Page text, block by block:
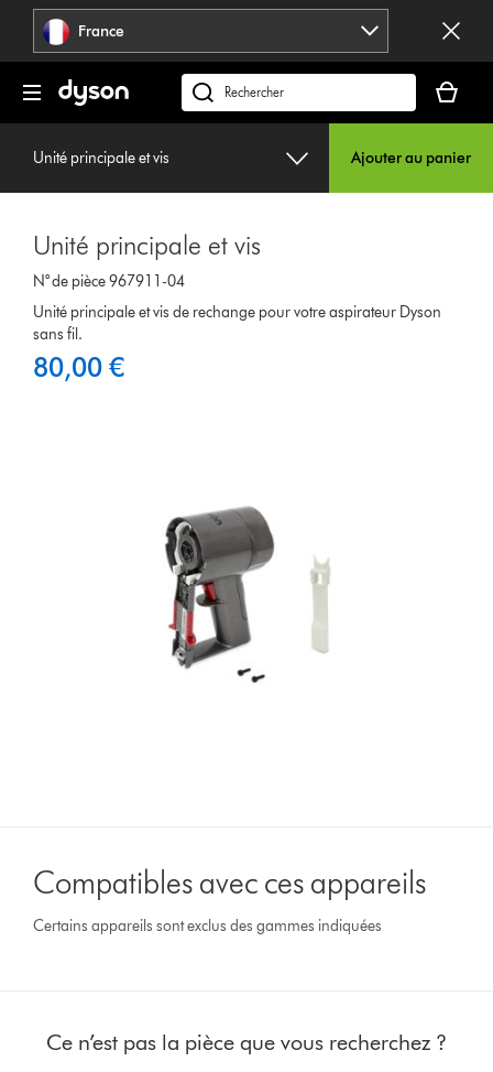
Sauter
pages
France
Rechercher
des
panier
est
Unité principale et vis Ajouter au panier
Unité principale et vis
N° de pièce 967911-04
Unité principale et vis de rechange pour votre aspirateur Dyson
sans fil.
80,00 €
Compatibles avec ces appareils
Certains appareils sont exclus des gammes indiquées
Ce n’est pas la pièce que vous recherchez ?